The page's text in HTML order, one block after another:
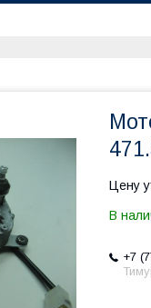
Цену
В
+7